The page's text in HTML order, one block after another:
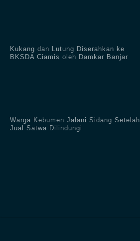
Kukang dan Lutung Diserahkan ke
BKSDA Ciamis oleh Damkar Banjar
Warga Kebumen Jalani Sidang Setelah
Jual Satwa Dilindungi